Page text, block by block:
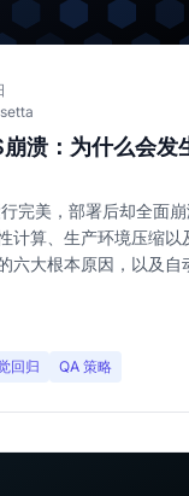
溃：为什么会发
完美，部署后却全面
计算、生产环境压缩以
六大根本原因，以及自
回归 QA 策略